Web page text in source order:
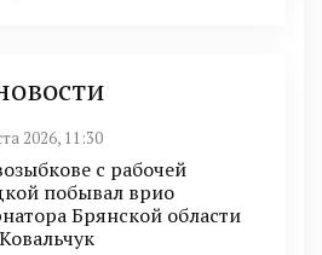
2026, 11:30
с рабочей
побывал врио
Брянской области